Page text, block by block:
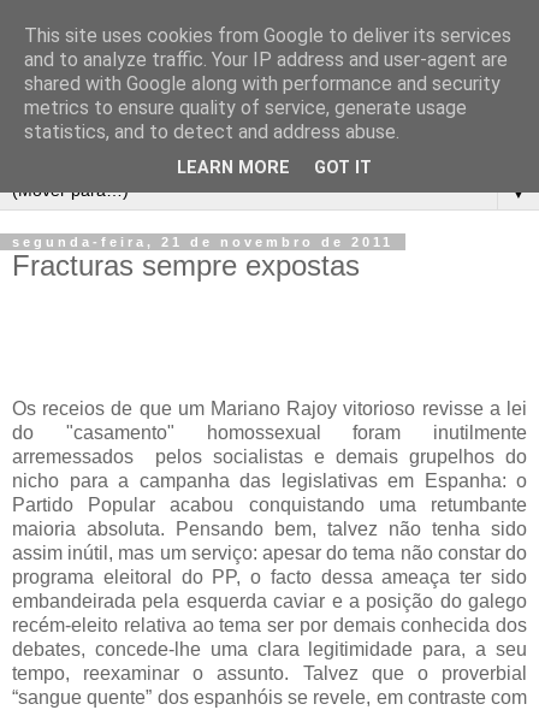
▼
segunda-feira, 21 de novembro de 2011
Fracturas sempre expostas
Os receios de que um Mariano Rajoy vitorioso revisse a lei
do "casamento" homossexual foram inutilmente
arremessados pelos socialistas e demais grupelhos do
nicho para a campanha das legislativas em Espanha: o
Partido Popular acabou conquistando uma retumbante
maioria absoluta. Pensando bem, talvez não tenha sido
assim inútil, mas um serviço: apesar do tema não constar do
programa eleitoral do PP, o facto dessa ameaça ter sido
embandeirada pela esquerda caviar e a posição do galego
recém-eleito relativa ao tema ser por demais conhecida dos
debates, concede-lhe uma clara legitimidade para, a seu
tempo, reexaminar o assunto. Talvez que o proverbial
“sangue quente” dos espanhóis se revele, em contraste com
This site uses cookies from Google to deliver its services
and to analyze traffic. Your IP address and user-agent are
shared with Google along with performance and security
metrics to ensure quality of service, generate usage
statistics, and to detect and address abuse.
LEARN MORE GOT IT